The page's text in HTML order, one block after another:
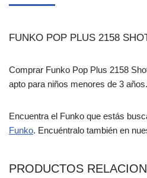
FUNKO POP PLUS 2158
Comprar Funko Pop Plus 2158
apto para niños menores de 3
Encuentra el Funko que estás
Funko. Encuéntralo también en
PRODUCTOS